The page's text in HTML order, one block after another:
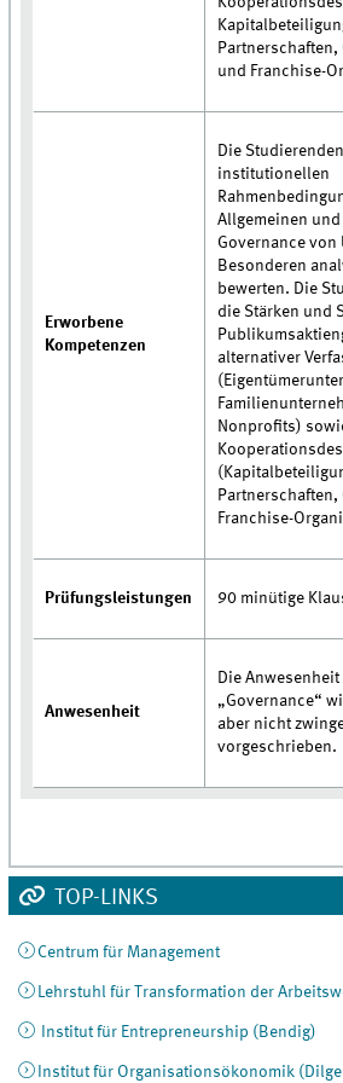
und Franchise-
Erworbene
Kompetenzen
Die
institutionellen
Allgemeinen
Governance von
Besonderen
bewerten. Die
die Stärken und
alternativer
Nonprofits)
Franchise-
Prüfungsleistungen 90 minütige
Anwesenheit
Die
„Governance“
aber nicht
vorgeschrieben.
TOP-LINKS
Centrum für Management
Lehrstuhl für Transformation der
Institut für Entrepreneurship (Bendig)
Institut für Organisationsökonomik